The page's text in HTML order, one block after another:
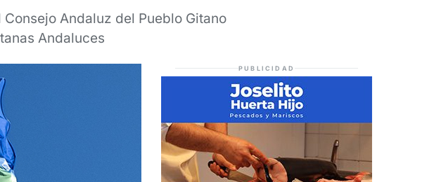
Andaluz del Pueblo Gitano
Andaluces
PUBLICIDAD